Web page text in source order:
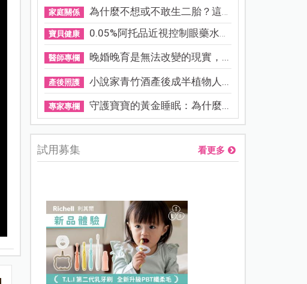
家庭關係 為什麼不想或不敢生二胎？這8...
寶貝健康 0.05%阿托品近視控制眼藥水納...
醫師專欄 晚婚晚育是無法改變的現實，...
產後照護 小說家青竹酒產後成半植物人...
專家專欄 守護寶寶的黃金睡眠：為什麼...
試用募集 看更多